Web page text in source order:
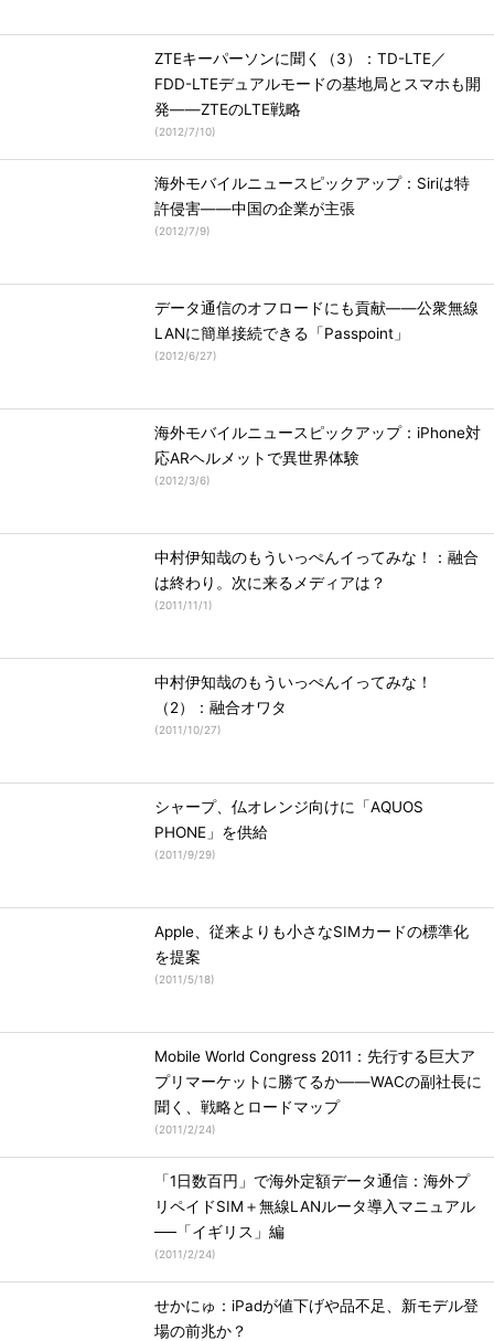
ZTEキーパーソンに聞く（3）：TD-LTE／
FDD-LTEデュアルモードの基地局とスマホも開
発――ZTEのLTE戦略
(2012/7/10)
海外モバイルニュースピックアップ：Siriは特
許侵害――中国の企業が主張
(2012/7/9)
データ通信のオフロードにも貢献――公衆無線
LANに簡単接続できる「Passpoint」
(2012/6/27)
海外モバイルニュースピックアップ：iPhone対
応ARヘルメットで異世界体験
(2012/3/6)
中村伊知哉のもういっぺんイってみな！：融合
は終わり。次に来るメディアは？
(2011/11/1)
中村伊知哉のもういっぺんイってみな！
（2）：融合オワタ
(2011/10/27)
シャープ、仏オレンジ向けに「AQUOS
PHONE」を供給
(2011/9/29)
Apple、従来よりも小さなSIMカードの標準化
を提案
(2011/5/18)
Mobile World Congress 2011：先行する巨大ア
プリマーケットに勝てるか――WACの副社長に
聞く、戦略とロードマップ
(2011/2/24)
「1日数百円」で海外定額データ通信：海外プ
リペイドSIM＋無線LANルータ導入マニュアル
──「イギリス」編
(2011/2/24)
せかにゅ：iPadが値下げや品不足、新モデル登
場の前兆か？